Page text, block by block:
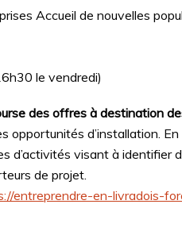
Accueil de nouvelles
le vendredi)
des offres à destination
opportunités d’installation.
d’activités visant à identifier
de projet.
entreprendre-en-livradois-